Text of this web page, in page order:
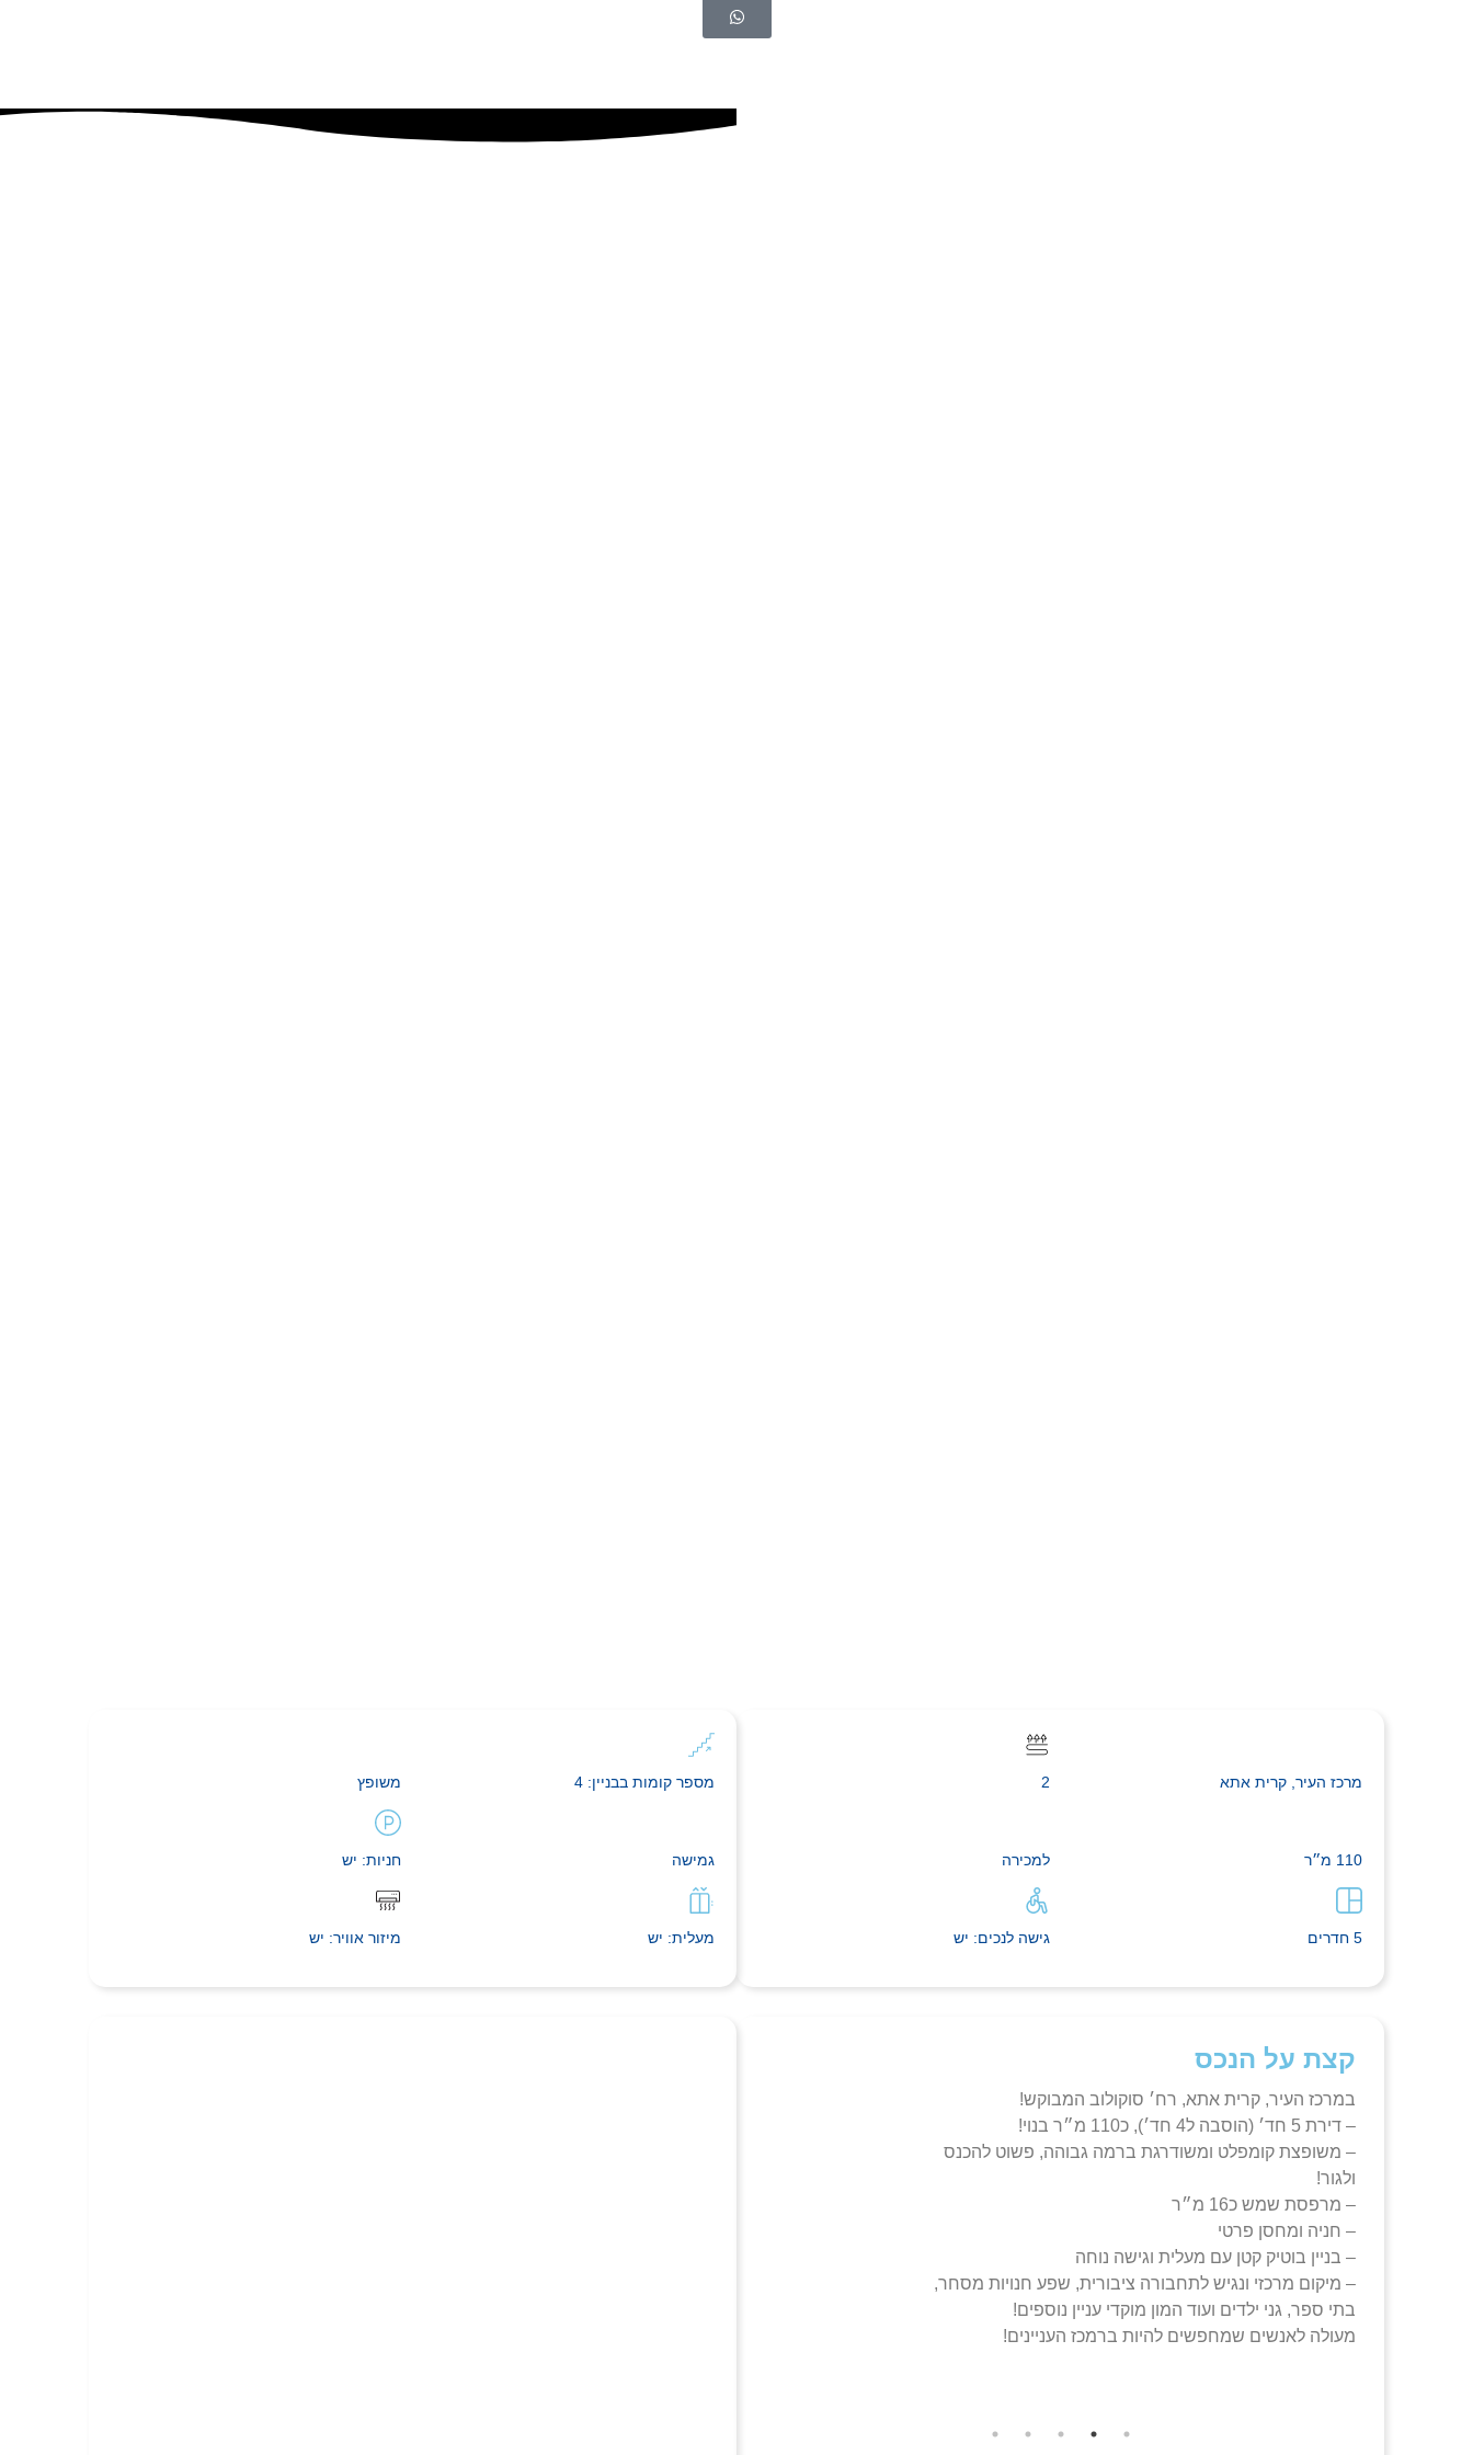
מרכז העיר, קרית אתא
110 מ״ר
5 חדרים
2
למכירה
גישה לנכים: יש
מספר קומות בבניין: 4
גמישה
מעלית: יש
משופץ
חניות: יש
מיזור אוויר: יש
קצת על הנכס
במרכז העיר, קרית אתא, רח׳ סוקולוב המבוקש!
– דירת 5 חד׳ (הוסבה ל4 חד׳), כ110 מ״ר בנוי!
– משופצת קומפלט ומשודרגת ברמה גבוהה, פשוט להכנס
ולגור!
– מרפסת שמש כ16 מ״ר
– חניה ומחסן פרטי
– בניין בוטיק קטן עם מעלית וגישה נוחה
– מיקום מרכזי ונגיש לתחבורה ציבורית, שפע חנויות מסחר,
בתי ספר, גני ילדים ועוד המון מוקדי עניין נוספים!
מעולה לאנשים שמחפשים להיות ברמכז העניינים!